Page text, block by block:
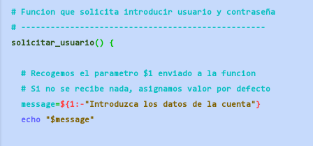
# Funcion que solicita introducir usuario y contraseña
# --------------------------------------------------
solicitar_usuario() {
# Recogemos el parametro $1 enviado a la funcion
# Si no se recibe nada, asignamos valor por defecto
message=${1:-"Introduzca los datos de la cuenta"}
echo
"$message"